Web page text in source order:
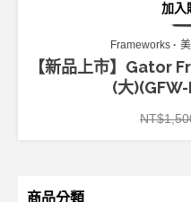
加入
Frameworks
【新品上市】Gator
(大
NT$
商品分類